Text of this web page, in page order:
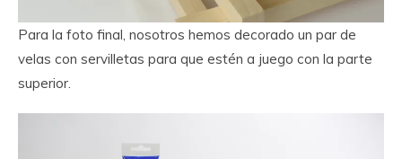
Para la foto final, nosotros hemos decorado un par de
velas con servilletas para que estén a juego con la parte
superior.